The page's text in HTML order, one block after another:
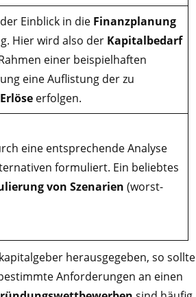
Einblick in die Finanzplanung
Hier wird also der Kapitalbedarf
einer beispielhaften
eine Auflistung der zu
erfolgen.
eine entsprechende Analyse
formuliert. Ein beliebtes
von Szenarien (worst-
herausgegeben, so sollte
Anforderungen an einen